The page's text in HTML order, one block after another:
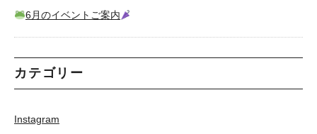
6月のイベントご案内
カテゴリー
Instagram